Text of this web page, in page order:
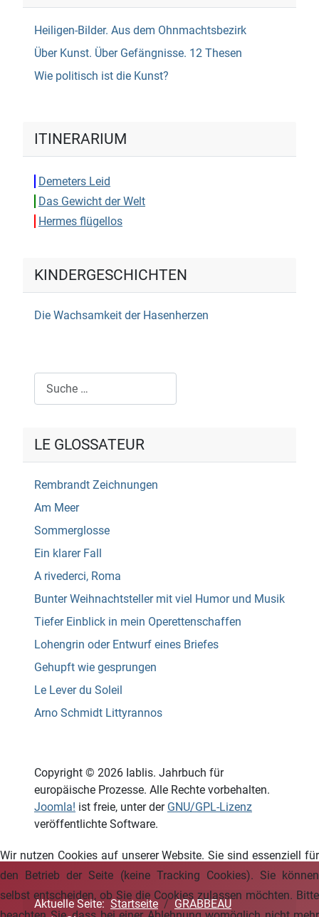
Heiligen-Bilder. Aus dem Ohnmachtsbezirk
Über Kunst. Über Gefängnisse. 12 Thesen
Wie politisch ist die Kunst?
ITINERARIUM
Demeters Leid
Das Gewicht der Welt
Hermes flügellos
KINDERGESCHICHTEN
Die Wachsamkeit der Hasenherzen
LE GLOSSATEUR
Rembrandt Zeichnungen
Am Meer
Sommerglosse
Ein klarer Fall
A rivederci, Roma
Bunter Weihnachtsteller mit viel Humor und Musik
Tiefer Einblick in mein Operettenschaffen
Lohengrin oder Entwurf eines Briefes
Gehupft wie gesprungen
Le Lever du Soleil
Arno Schmidt Littyrannos
Copyright © 2026 Iablis. Jahrbuch für
europäische Prozesse. Alle Rechte vorbehalten.
Joomla! ist freie, unter der GNU/GPL-Lizenz
veröffentlichte Software.
Aktuelle Seite: Startseite
GRABBEAU
Wir nutzen Cookies auf unserer Website. Sie sind essenziell für
den Betrieb der Seite (keine Tracking Cookies). Sie können
selbst entscheiden, ob Sie die Cookies zulassen möchten. Bitte